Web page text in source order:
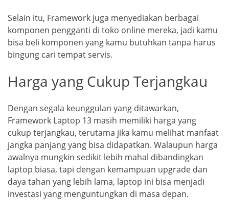
Selain itu, Framework juga menyediakan berbagai
komponen pengganti di toko online mereka, jadi kamu
bisa beli komponen yang kamu butuhkan tanpa harus
bingung cari tempat servis.
Harga yang Cukup Terjangkau
Dengan segala keunggulan yang ditawarkan,
Framework Laptop 13 masih memiliki harga yang
cukup terjangkau, terutama jika kamu melihat manfaat
jangka panjang yang bisa didapatkan. Walaupun harga
awalnya mungkin sedikit lebih mahal dibandingkan
laptop biasa, tapi dengan kemampuan upgrade dan
daya tahan yang lebih lama, laptop ini bisa menjadi
investasi yang menguntungkan di masa depan.